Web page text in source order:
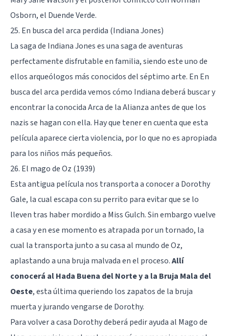
Osborn, el Duende Verde.
25. En busca del arca perdida (Indiana Jones)
La saga de Indiana Jones es una saga de aventuras
perfectamente disfrutable en familia, siendo este uno de
ellos arqueólogos más conocidos del séptimo arte. En En
busca del arca perdida vemos cómo Indiana deberá buscar y
encontrar la conocida Arca de la Alianza antes de que los
nazis se hagan con ella. Hay que tener en cuenta que esta
película aparece cierta violencia, por lo que no es apropiada
para los niños más pequeños.
26. El mago de Oz (1939)
Esta antigua película nos transporta a conocer a Dorothy
Gale, la cual escapa con su perrito para evitar que se lo
lleven tras haber mordido a Miss Gulch. Sin embargo vuelve
a casa y en ese momento es atrapada por un tornado, la
cual la transporta junto a su casa al mundo de Oz,
aplastando a una bruja malvada en el proceso.Allí
conocerá al Hada Buena del Norte y a la Bruja Mala del
Oeste, esta última queriendo los zapatos de la bruja
muerta y jurando vengarse de Dorothy.
Para volver a casa Dorothy deberá pedir ayuda al Mago de